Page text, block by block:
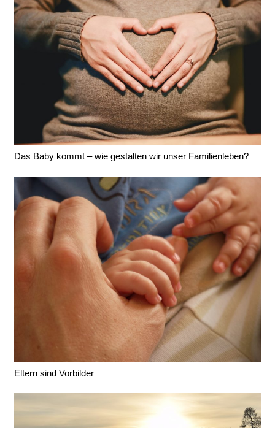
Das Baby kommt – wie gestalten wir unser Familienleben?
Eltern sind Vorbilder